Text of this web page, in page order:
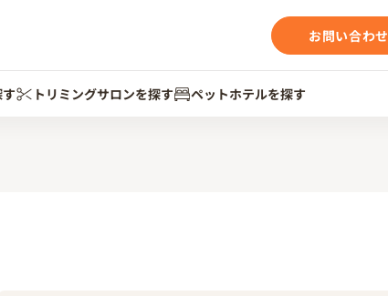
お問い合わせ
トリミングサロンを探す ペットホテルを探す